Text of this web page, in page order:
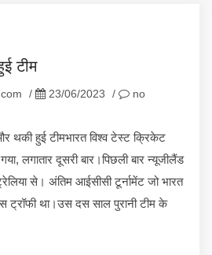
टीम
/ 23/06/2023 /
no
थकी हुई टीमभारत विश्व टेस्ट क्रिकेट
लगातार दूसरी बार।पिछली बार न्यूजीलैंड
से। अंतिम आईसीसी टूर्नामेंट जो भारत
ट्रॉफी था।उस दस साल पुरानी टीम के